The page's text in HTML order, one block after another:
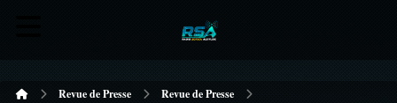
Revue de Presse Revue de Presse